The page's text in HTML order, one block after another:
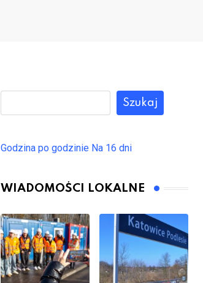
Szukaj
Godzina po godzinie Na 16 dni
WIADOMOŚCI LOKALNE